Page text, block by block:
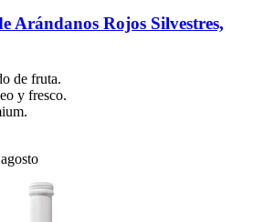
Arándanos Rojos Silvestres,
de fruta.
y fresco.